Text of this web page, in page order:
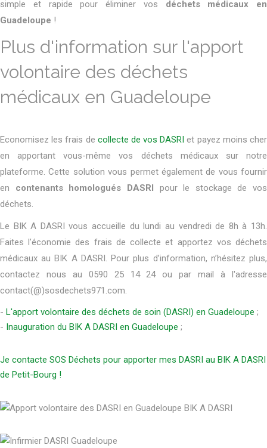
simple et rapide pour éliminer vos déchets médicaux en
Guadeloupe !
Plus d'information sur l'apport
volontaire des déchets
médicaux en Guadeloupe
Economisez les frais de collecte de vos DASRI et payez moins cher
en apportant vous-même vos déchets médicaux sur notre
plateforme. Cette solution vous permet également de vous fournir
en contenants homologués DASRI pour le stockage de vos
déchets.
Le BIK A DASRI vous accueille du lundi au vendredi de 8h à 13h.
Faites l’économie des frais de collecte et apportez vos déchets
médicaux au BIK A DASRI. Pour plus d’information, n’hésitez plus,
contactez nous au 0590 25 14 24 ou par mail à l'adresse
contact(@)sosdechets971.com.
- L'apport volontaire des déchets de soin (DASRI) en Guadeloupe ;
- Inauguration du BIK A DASRI en Guadeloupe ;
Je contacte SOS Déchets pour apporter mes DASRI au BIK A DASRI
de Petit-Bourg !